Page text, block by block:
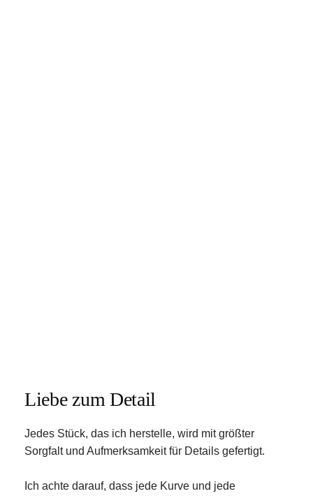
Liebe zum Detail
Jedes Stück, das ich herstelle, wird mit größter
Sorgfalt und Aufmerksamkeit für Details gefertigt.
Ich achte darauf, dass jede Kurve und jede